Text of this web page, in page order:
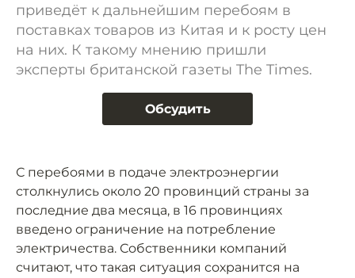
приведёт к дальнейшим перебоям в
поставках товаров из Китая и к росту цен
на них. К такому мнению пришли
эксперты британской газеты The Times.
Обсудить
С перебоями в подаче электроэнергии
столкнулись около 20 провинций страны за
последние два месяца, в 16 провинциях
введено ограничение на потребление
электричества. Собственники компаний
считают, что такая ситуация сохранится на